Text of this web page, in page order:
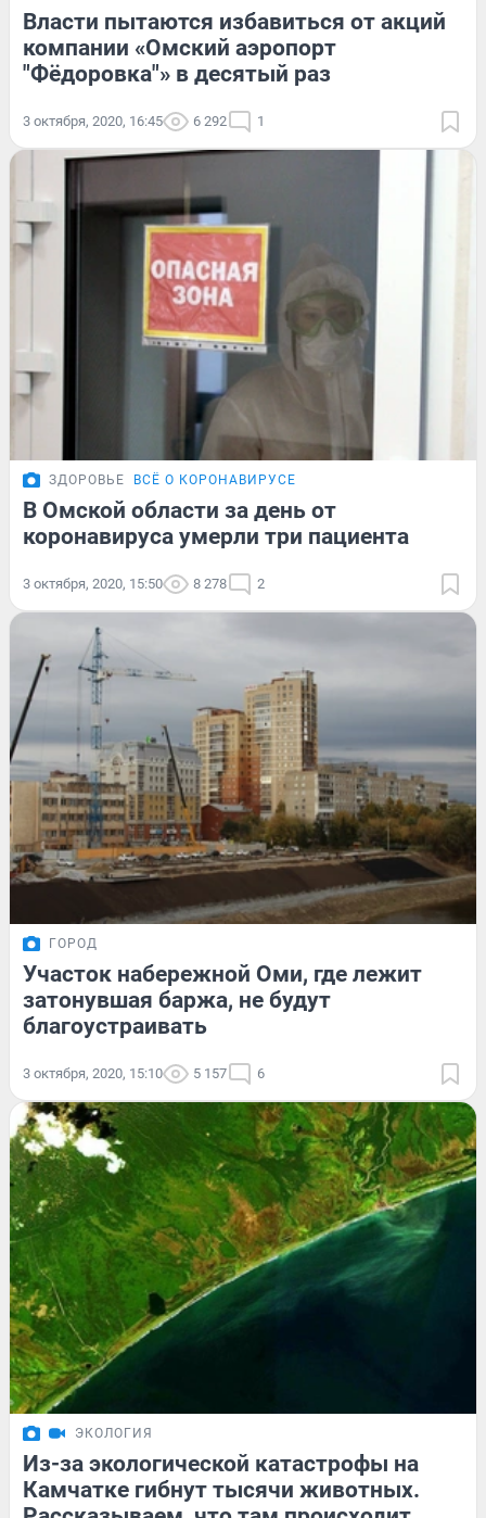
Власти пытаются избавиться от акций
компании «Омский аэропорт
"Фёдоровка"» в десятый раз
3 октября, 2020, 16:45 6 292 1
ЗДОРОВЬЕ ВСЁ О КОРОНАВИРУСЕ
В Омской области за день от
коронавируса умерли три пациента
3 октября, 2020, 15:50 8 278 2
ГОРОД
Участок набережной Оми, где лежит
затонувшая баржа, не будут
благоустраивать
3 октября, 2020, 15:10 5 157 6
ЭКОЛОГИЯ
Из-за экологической катастрофы на
Камчатке гибнут тысячи животных.